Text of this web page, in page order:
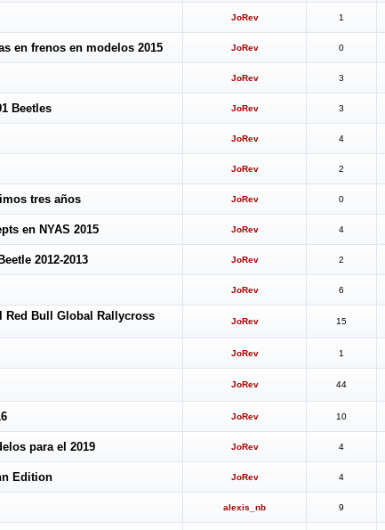
JoRev 1
en frenos en modelos 2015 JoRev 0
JoRev 3
Beetles JoRev 3
JoRev 4
JoRev 2
tres años JoRev 0
en NYAS 2015 JoRev 4
2012-2013 JoRev 2
JoRev 6
Red Bull Global Rallycross JoRev 15
JoRev 1
JoRev 44
JoRev 10
para el 2019 JoRev 4
Edition JoRev 4
alexis_nb 9